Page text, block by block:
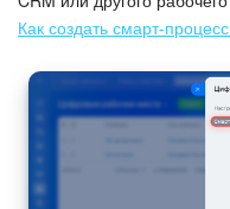
Как создать смарт-